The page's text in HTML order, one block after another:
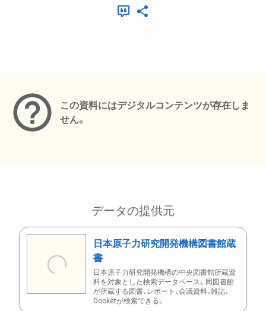
この資料にはデジタルコンテンツが存在しま
せん。
データの提供元
日本原子力研究開発機構図書館蔵
書
日本原子力研究開発機構の中央図書館所蔵資
料を対象とした検索データベース。同図書館
が所蔵する図書、レポート、会議資料、雑誌、
Docketが検索できる。